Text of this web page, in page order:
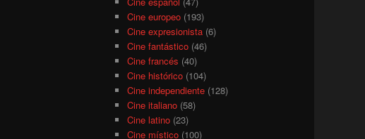
Cine europeo(193)
Cine expresionista(6)
Cine fantástico(46)
Cine francés (40)
Cine histórico(104)
Cine independiente(128)
Cine italiano(58)
Cine latino(23)
Cine místico(100)